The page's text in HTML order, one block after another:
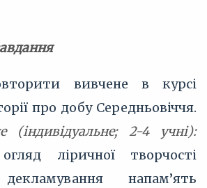
вивчене в курсі
про добу Середньовіччя.
(індивідуальне; 2-4 учні):
ліричної творчості
напам’ять